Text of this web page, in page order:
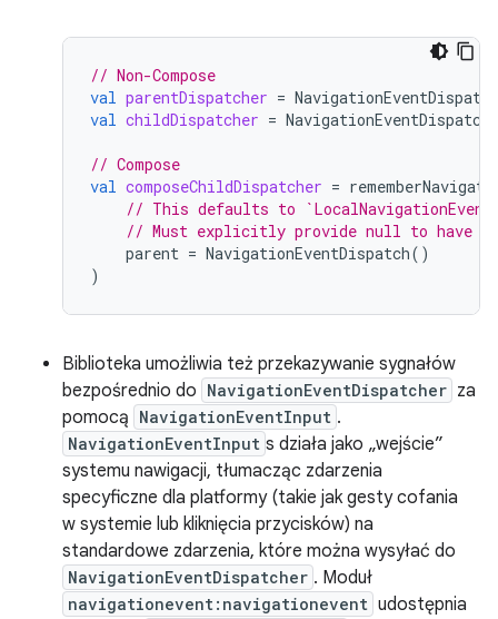
// Non-Compose
val parentDispatcher =
val childDispatcher =
// Compose
val composeChildDispatcher =
// This defaults to
// Must explicitly provide null to have an
parent = NavigationEventDispatch()
)
Biblioteka umożliwia też przekazywanie sygnałów
bezpośrednio do NavigationEventDispatcher za
pomocą NavigationEventInput .
NavigationEventInput s działa jako „wejście”
systemu nawigacji, tłumacząc zdarzenia
specyficzne dla platformy (takie jak gesty cofania
w systemie lub kliknięcia przycisków) na
standardowe zdarzenia, które można wysyłać do
NavigationEventDispatcher . Moduł
navigationevent:navigationevent udostępnia